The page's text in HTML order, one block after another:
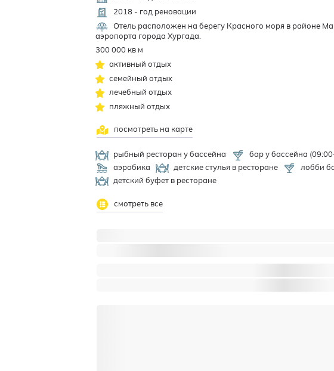
2018 - год реновации
Отель расположен на берегу Красного моря в районе
аэропорта города Хургада.
300 000 кв м
активный отдых
семейный отдых
лечебный отдых
пляжный отдых
посмотреть на карте
рыбный ресторан у бассейна
бар у бассейна
аэробика
детские стулья в ресторане
лобби
детский буфет в ресторане
смотреть все